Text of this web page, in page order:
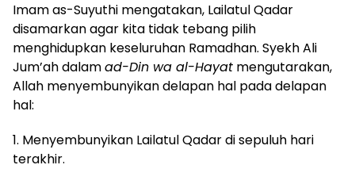
Imam as-Suyuthi mengatakan, Lailatul Qadar
disamarkan agar kita tidak tebang pilih
menghidupkan keseluruhan Ramadhan. Syekh Ali
Jum’ah dalamad-Din wa al-Hayat mengutarakan,
Allah menyembunyikan delapan hal pada delapan
hal:
1. Menyembunyikan Lailatul Qadar di sepuluh hari
terakhir.